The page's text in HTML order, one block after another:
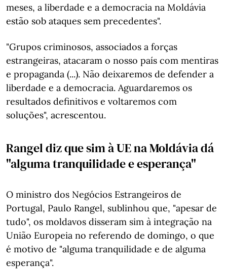
meses, a liberdade e a democracia na Moldávia
estão sob ataques sem precedentes".
"Grupos criminosos, associados a forças
estrangeiras, atacaram o nosso país com mentiras
e propaganda (...). Não deixaremos de defender a
liberdade e a democracia. Aguardaremos os
resultados definitivos e voltaremos com
soluções", acrescentou.
Rangel diz que sim à UE na Moldávia dá
"alguma tranquilidade e esperança"
O ministro dos Negócios Estrangeiros de
Portugal, Paulo Rangel, sublinhou que, "apesar de
tudo", os moldavos disseram sim à integração na
União Europeia no referendo de domingo, o que
é motivo de "alguma tranquilidade e de alguma
esperança".